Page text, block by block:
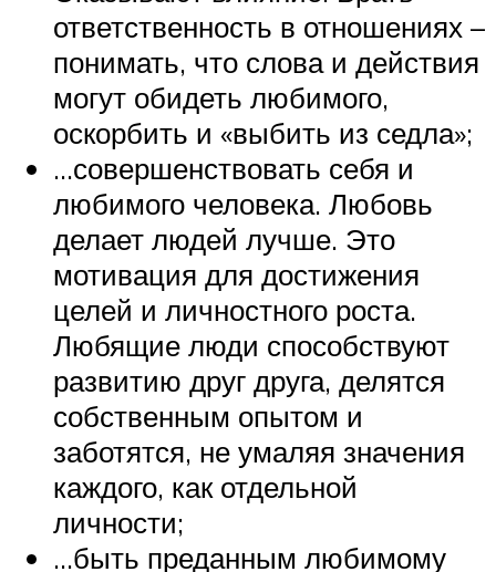
ответственность в отношениях –
понимать, что слова и действия
могут обидеть любимого,
оскорбить и «выбить из седла»;
…совершенствовать себя и
любимого человека. Любовь
делает людей лучше. Это
мотивация для достижения
целей и личностного роста.
Любящие люди способствуют
развитию друг друга, делятся
собственным опытом и
заботятся, не умаляя значения
каждого, как отдельной
личности;
…быть преданным любимому